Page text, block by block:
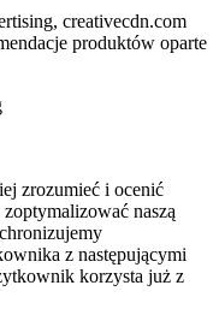
creativecdn.com
produktów oparte
zrozumieć i ocenić
naszą
z następującymi
korzysta już z